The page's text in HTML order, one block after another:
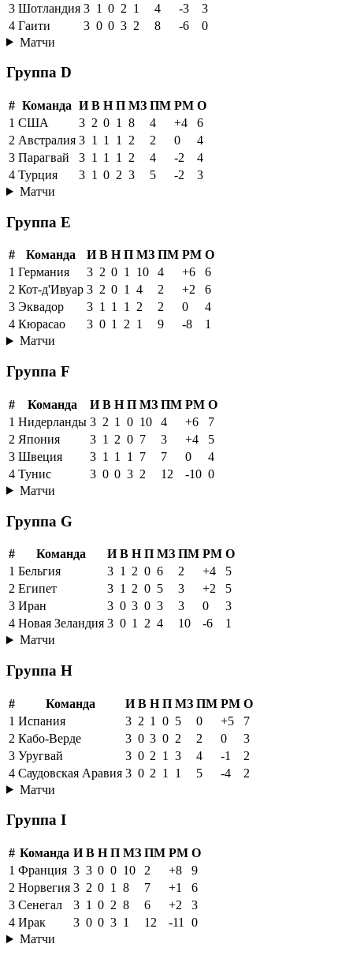
3 Шотландия 3 1 0 2 1 4 -3
3
4 Гаити 3 0 0 3 2 8 -6
0
Матчи
Группа D
# Команда И В Н П МЗ ПМ РМ О
1 США 3 2 0 1 8 4 +4
6
2 Австралия 3 1 1 1 2 2 0
4
3 Парагвай 3 1 1 1 2 4 -2
4
4 Турция 3 1 0 2 3 5 -2
3
Матчи
Группа E
# Команда И В Н П МЗ ПМ РМ О
1 Германия 3 2 0 1 10 4 +6
6
2 Кот-д'Ивуар 3 2 0 1 4 2 +2
6
3 Эквадор 3 1 1 1 2 2 0
4
4 Кюрасао 3 0 1 2 1 9 -8
1
Матчи
Группа F
# Команда И В Н П МЗ ПМ РМ О
1 Нидерланды 3 2 1 0 10 4 +6
7
2 Япония 3 1 2 0 7 3 +4
5
3 Швеция 3 1 1 1 7 7 0
4
4 Тунис 3 0 0 3 2 12 -10 0
Матчи
Группа G
# Команда И В Н П МЗ ПМ РМ О
1 Бельгия 3 1 2 0 6 2 +4
5
2 Египет 3 1 2 0 5 3 +2
5
3 Иран 3 0 3 0 3 3 0
3
4 Новая Зеландия 3 0 1 2 4 10 -6
1
Матчи
Группа H
# Команда И В Н П МЗ ПМ РМ О
1 Испания 3 2 1 0 5 0 +5
7
2 Кабо-Верде 3 0 3 0 2 2 0
3
3 Уругвай 3 0 2 1 3 4 -1
2
4 Саудовская Аравия 3 0 2 1 1 5 -4
2
Матчи
Группа I
# Команда И В Н П МЗ ПМ РМ О
1 Франция 3 3 0 0 10 2 +8
9
2 Норвегия 3 2 0 1 8 7 +1
6
3 Сенегал 3 1 0 2 8 6 +2
3
4 Ирак 3 0 0 3 1 12 -11
0
Матчи